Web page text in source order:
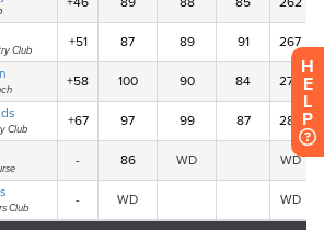
H
E
L
P